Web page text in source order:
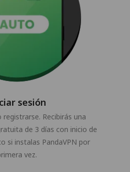
sesión
registrarse. Recibirás una
de 3 días con inicio de
si instalas PandaVPN por
vez.